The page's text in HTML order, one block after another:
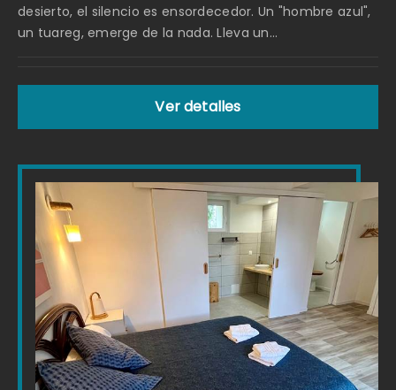
desierto, el silencio es ensordecedor. Un "hombre azul",
un tuareg, emerge de la nada. Lleva un...
Ver detalles